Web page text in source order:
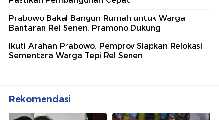
Prabowo Bakal Bangun Rumah untuk Warga
Bantaran Rel Senen, Pramono Dukung
Ikuti Arahan Prabowo, Pemprov Siapkan Relokasi
Sementara Warga Tepi Rel Senen
Rekomendasi